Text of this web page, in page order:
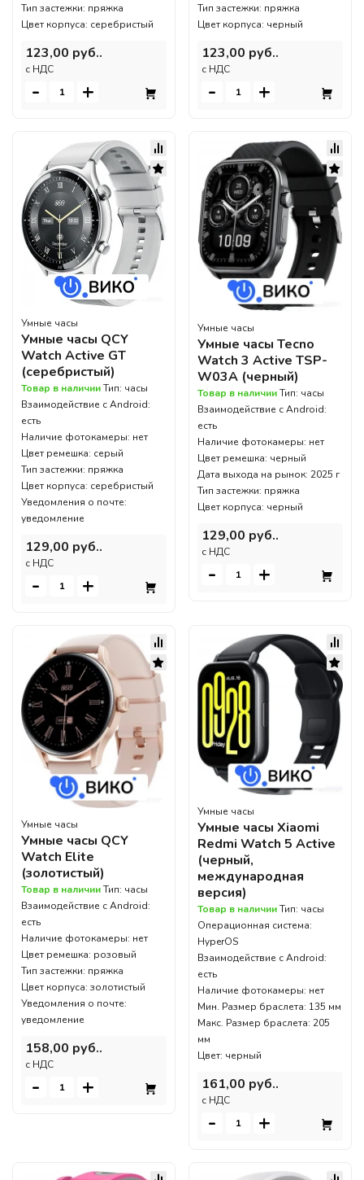
Тип застежки: пряжка
Цвет корпуса: серебристый
123,00 руб..
c НДС
- +
Тип застежки: пряжка
Цвет корпуса: черный
123,00 руб..
c НДС
- +
Умные часы
Умные часы QCY
Watch Active GT
(серебристый)
Товар в наличииТип: часы
Взаимодействие с Android:
есть
Наличие фотокамеры: нет
Цвет ремешка: серый
Тип застежки: пряжка
Цвет корпуса: серебристый
Уведомления о почте:
уведомление
129,00 руб..
c НДС
- +
Умные часы
Умные часы Tecno
Watch 3 Active TSP-
W03A (черный)
Товар в наличииТип: часы
Взаимодействие с Android:
есть
Наличие фотокамеры: нет
Цвет ремешка: черный
Дата выхода на рынок: 2025 г
Тип застежки: пряжка
Цвет корпуса: черный
129,00 руб..
c НДС
- +
Умные часы
Умные часы QCY
Watch Elite
(золотистый)
Товар в наличииТип: часы
Взаимодействие с Android:
есть
Наличие фотокамеры: нет
Цвет ремешка: розовый
Тип застежки: пряжка
Цвет корпуса: золотистый
Уведомления о почте:
уведомление
158,00 руб..
c НДС
- +
Умные часы
Умные часы Xiaomi
Redmi Watch 5 Active
(черный,
международная
версия)
Товар в наличииТип: часы
Операционная система:
HyperOS
Взаимодействие с Android:
есть
Наличие фотокамеры: нет
Мин. Размер браслета: 135 мм
Макс. Размер браслета: 205
мм
Цвет: черный
161,00 руб..
c НДС
- +